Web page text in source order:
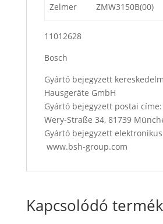
Zelmer ZMW3150B(00)
11012628
Bosch
Gyártó bejegyzett
Hausgeräte GmbH
Gyártó bejegyzett postai
Wery-Straße 34, 81739
Gyártó bejegyzett
www.bsh-group.com
Kapcsolódó